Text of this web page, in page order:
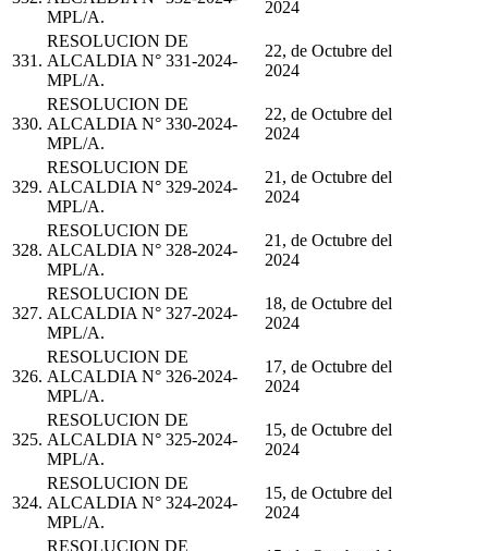
MPL/A.
2024
331.
RESOLUCION DE
ALCALDIA N° 331-2024-
MPL/A.
22, de Octubre del
2024
330.
RESOLUCION DE
ALCALDIA N° 330-2024-
MPL/A.
22, de Octubre del
2024
329.
RESOLUCION DE
ALCALDIA N° 329-2024-
MPL/A.
21, de Octubre del
2024
328.
RESOLUCION DE
ALCALDIA N° 328-2024-
MPL/A.
21, de Octubre del
2024
327.
RESOLUCION DE
ALCALDIA N° 327-2024-
MPL/A.
18, de Octubre del
2024
326.
RESOLUCION DE
ALCALDIA N° 326-2024-
MPL/A.
17, de Octubre del
2024
325.
RESOLUCION DE
ALCALDIA N° 325-2024-
MPL/A.
15, de Octubre del
2024
324.
RESOLUCION DE
ALCALDIA N° 324-2024-
MPL/A.
15, de Octubre del
2024
RESOLUCION DE